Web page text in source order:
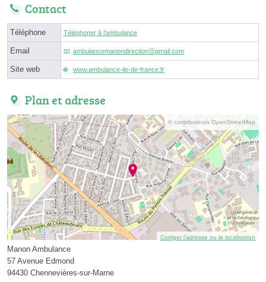
Contact
Téléphone Téléphoner à l'ambulance
Email ambulancemanondirectionⓐgmail.com
Site web www.ambulance-ile-de-france.fr
Plan et adresse
© contributeurs OpenStreetMap
Corriger l’adresse ou la localisation
Manon Ambulance
57 Avenue Edmond
94430 Chennevières-sur-Marne